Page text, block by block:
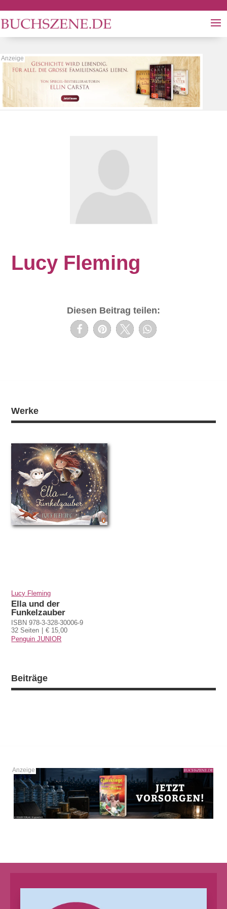
Lucy Fleming
Diesen Beitrag teilen:
Werke
Lucy Fleming
Ella und der
Funkelzauber
ISBN 978-3-328-30006-9
32 Seiten
€ 15,00
Penguin JUNIOR
Beiträge